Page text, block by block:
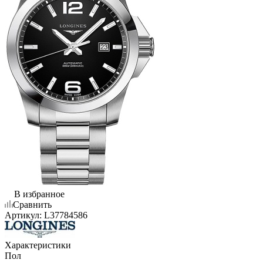
В избранное
Сравнить
Артикул: L37784586
Характеристики
Пол